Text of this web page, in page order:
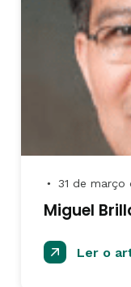
● 31 de março
Miguel
Ler o